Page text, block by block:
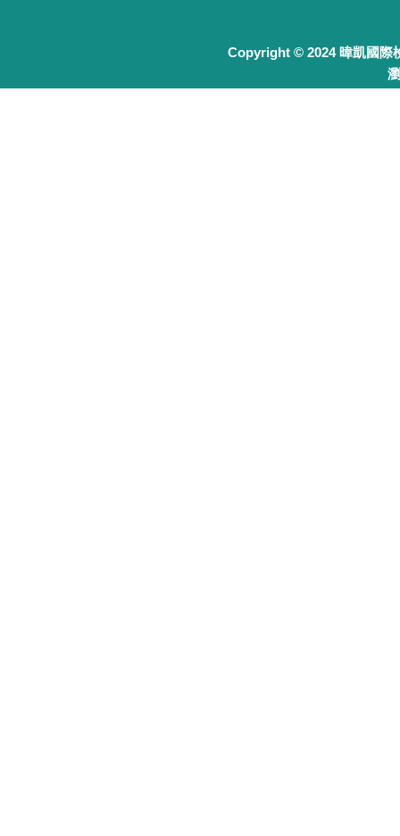
Copyright © 2024 暐凱國際